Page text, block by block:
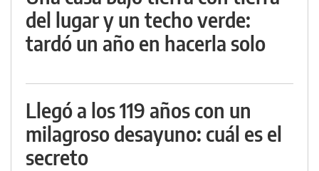
del lugar y un techo verde:
tardó un año en hacerla solo
Llegó a los 119 años con un
milagroso desayuno: cuál es el
secreto